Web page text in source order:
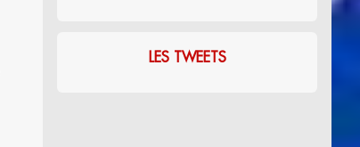
LES TWEETS